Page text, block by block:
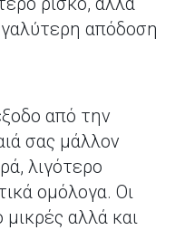
απόδοση
από την
σας μάλλον
λιγότερο
ομόλογα. Οι
μικρές αλλά και